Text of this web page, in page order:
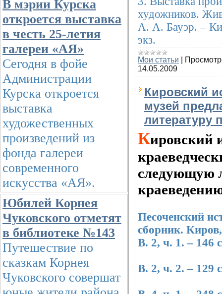
В мэрии Курска
откроется выставка
в честь 25-летия
галереи «АЯ»
Сегодня в фойе
Администрации
Курска откроется
выставка
художественных
произведений из
фонда галереи
современного
искусства «АЯ».
Юбилей Корнея
Чуковского отметят
в библиотеке №143
Путешествие по
сказкам Корнея
Чуковского совершат
художников.
А. А. Бауэр. –
экз.
Мои статьи
14.05.2009
Кировский
музей
литературу
Кировский
следующую
Песоченский
сборник.
В. 2, ч. 1. – 146
В. 2, ч. 2. – 129